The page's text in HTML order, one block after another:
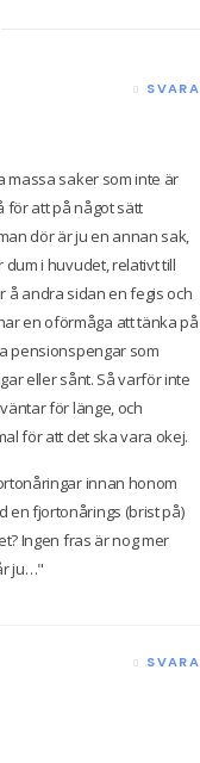
SVARA
massa saker som inte är
för att på något sätt
dör är ju en annan sak,
dum i huvudet, relativt till
å andra sidan en fegis och
en oförmåga att tänka på
pensionspengar som
eller sånt. Så varför inte
för länge, och
för att det ska vara okej.
innan honom
en fjortonårings (brist på)
Ingen fras är nog mer
ju…"
SVARA